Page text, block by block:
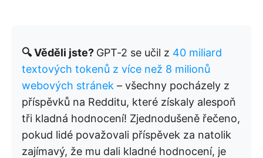
🔍 Věděli jste? GPT-2 se učil z 40 miliard
textových tokenů z více než 8 milionů
webových stránek – všechny pocházely z
příspěvků na Redditu, které získaly alespoň
tři kladná hodnocení! Zjednodušeně řečeno,
pokud lidé považovali příspěvek za natolik
zajímavý, že mu dali kladné hodnocení, je